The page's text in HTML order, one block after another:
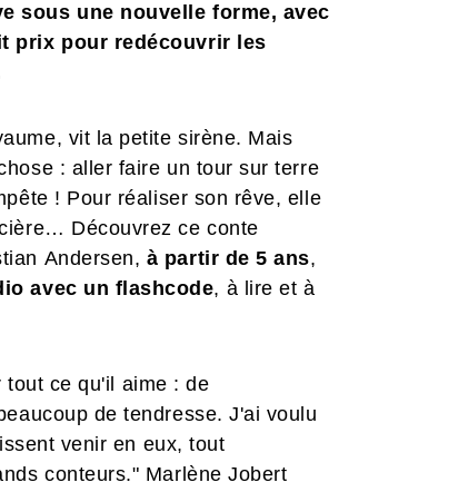
sous une nouvelle forme, avec
prix pour redécouvrir les
vit la petite sirène. Mais
: aller faire un tour sur terre
! Pour réaliser son rêve, elle
Découvrez ce conte
Andersen, à partir de 5 ans,
avec un flashcode, à lire et à
ce qu'il aime : de
de tendresse. J'ai voulu
venir en eux, tout
conteurs." Marlène Jobert